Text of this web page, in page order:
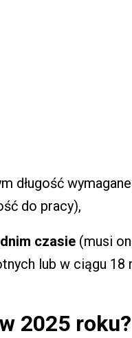
długość
do pracy),
czasie (musi
lub w ciągu
2025 roku?